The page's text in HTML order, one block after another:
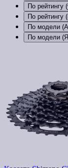
По рейтингу
По рейтингу
По модели
По модели